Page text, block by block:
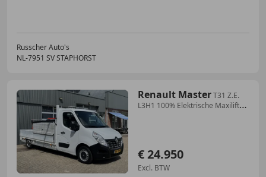
Russcher Auto's
NL-7951 SV STAPHORST
Renault MasterT31 Z.E.
L3H1 100% Elektrische Maxilift
€ 24.950
Excl. BTW